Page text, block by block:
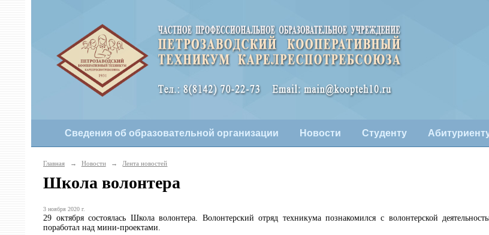
Сведения об образовательной организации Новости Студенту
Главная → Новости → Лента новостей
Школа волонтера
3 ноября 2020 г.
29 октября состоялась Школа волонтера. Волонтерский отряд техникума познакомился с волонтерской
поработал над мини-проектами.